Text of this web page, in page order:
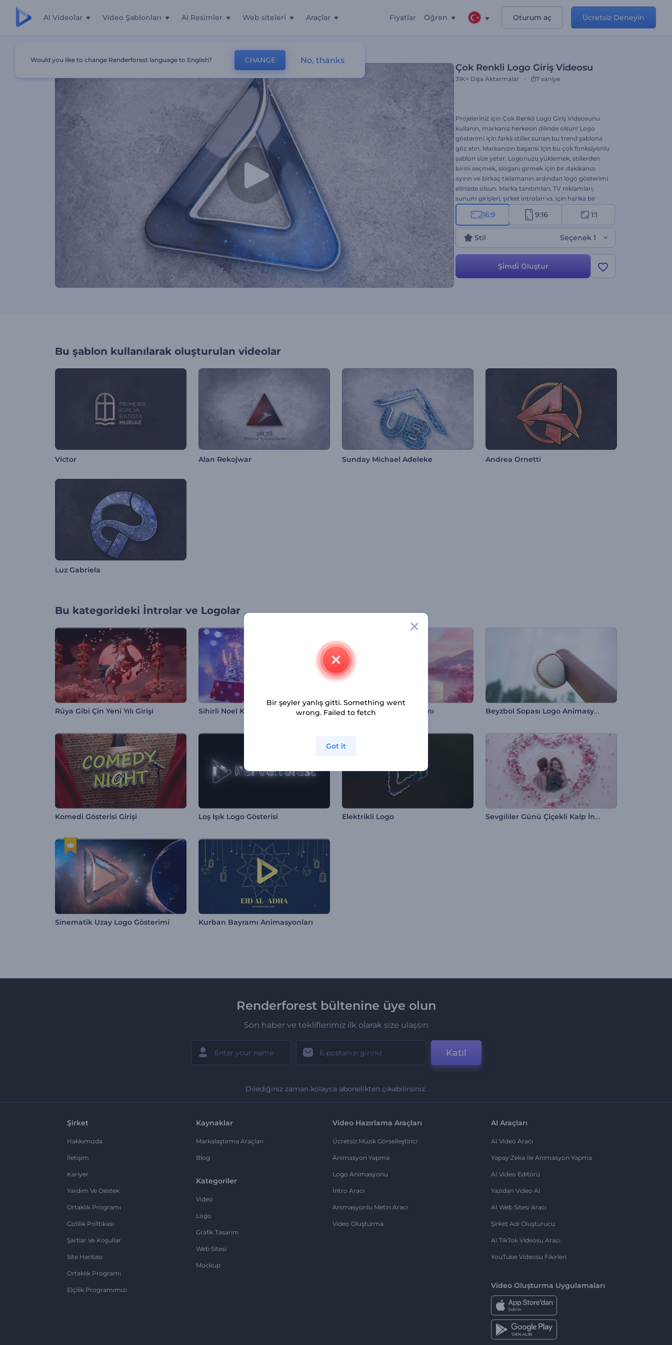
AI Videolar Video Şablonları AI Resimler Web siteleri Araçlar Fiyatlar Öğren Oturum aç Ücretsiz Deneyin
Çok Renkli Logo Giriş Videosu
31K+ Dışa Aktarmalar 7 saniye
Projeleriniz için Çok Renkli Logo Giriş Videosunu
kullanın, markanız herkesin dilinde olsun! Logo
gösterimi için farklı stiller sunan bu trend şablona
göz atın. Markanızın başarısı için bu çok fonksiyonlu
şablon size yeter. Logonuzu yüklemek, stillerden
birini seçmek, sloganı girmek için bir dakikanızı
ayırın ve birkaç tıklamanın ardından logo gösterimi
elinizde olsun. Marka tanıtımları, TV reklamları,
sunum girişleri, şirket introları vs. için harika bir
seçenek. Hemen şimdi deneyin!
16:9 9:16 1:1
Stil Seçenek 1
Şi̇mdi̇ Oluştur
Bu şablon kullanılarak oluşturulan videolar
Victor Alan Rekojwar Sunday Michael Adeleke Andrea Ornetti
Luz Gabriela
Bu kategorideki İntrolar ve Logolar
Rüya Gibi Çin Yeni Yılı Girişi Sihirli Noel Kar Küresi Pink Valley Logo Tanıtımı Beyzbol Sopası Logo Animasyonu
Komedi Gösterisi Girişi Loş Işık Logo Gösterisi Elektrikli Logo Sevgililer Günü Çiçekli Kalp İntro
Sinematik Uzay Logo Gösterimi Kurban Bayramı Animasyonları
Renderforest bültenine üye olun
Son haber ve tekliflerimiz ilk olarak size ulaşsın
Katıl
Dilediğiniz zaman kolayca abonelikten çıkabilirsiniz.
Şirket
Hakkımızda
İletişim
Kariyer
Yardım Ve Destek
Ortaklık Programı
Gizlilik Politikası
Şartlar Ve Koşullar
Site Haritası
Ortaklık Programı
Elçilik Programımızı
Kaynaklar
Markalaştırma Araçları
Blog
Kategoriler
Video
Logo
Grafik Tasarım
Web Sitesi
Mockup
Video Hazırlama Araçları
Ücretsiz Müzik Görselleştirici
Animasyon Yapma
Logo Animasyonu
İntro Aracı
Animasyonlu Metin Aracı
Video Oluşturma
AI Araçları
AI Video Aracı
Yapay Zeka Ile Animasyon Yapma
AI Video Editörü
Yazıdan Video AI
AI Web Sitesi Aracı
Şirket Adı Oluşturucu
AI TikTok Videosu Aracı
YouTube Videosu Fikirleri
Video Oluşturma Uygulamaları
Would you like to change Renderforest language to English? CHANGE No, thanks
Bir şeyler yanlış gitti. Something went
wrong. Failed to fetch
Got it